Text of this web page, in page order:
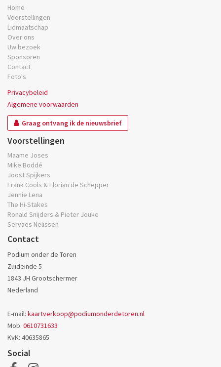
Home
Voorstellingen
Lidmaatschap
Over ons
Uw bezoek
Sponsoren
Contact
Foto's
Privacybeleid
Algemene voorwaarden
Graag ontvang ik de nieuwsbrief
Voorstellingen
Maame Joses
Mike Boddé
Joost Spijkers
Frank Cools & Florian de Schepper
Jennie Lena
The Hi-Stakes
Ronald Snijders & Pieter Jouke
Servaes Nelissen
Contact
Podium onder de Toren
Zuideinde 5
1843 JH Grootschermer
Nederland
E-mail: kaartverkoop@podiumonderdetoren.nl
Mob: 0610731633
KvK: 40635865
Social